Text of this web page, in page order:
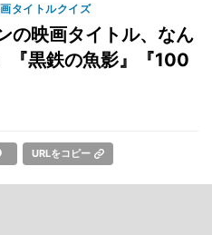
タイトルクイズ
の映画タイトル、なん
『黒鉄の魚影』『100
URLをコピー